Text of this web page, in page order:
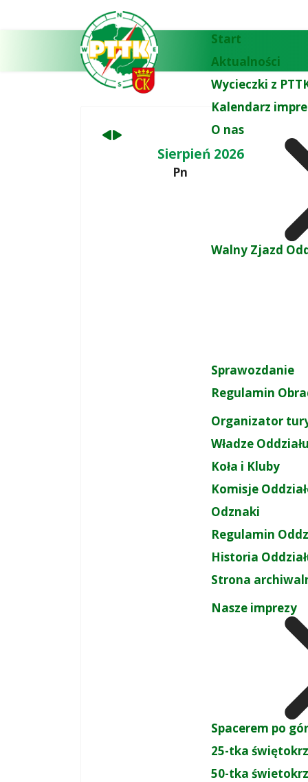
Start
Aktualności
Wycieczki z
Kalendarz
O nas
Walny Zjazd
Sprawozdanie
Regulamin
Organizator
Władze
Koła i Kluby
Komisje
Odznaki
Regulamin
Historia
Strona
Nasze imprezy
Spacerem po
25-tka
50-tka
miesiąc
miesiąc
Sierpień 2026
Pn